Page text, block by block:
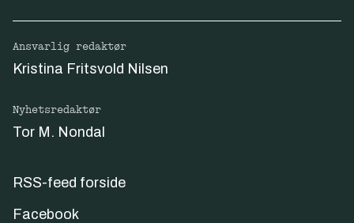
Ansvarlig redaktør
Kristina Fritsvold Nilsen
Nyhetsredaktør
Tor M. Nondal
RSS-feed forside
Facebook